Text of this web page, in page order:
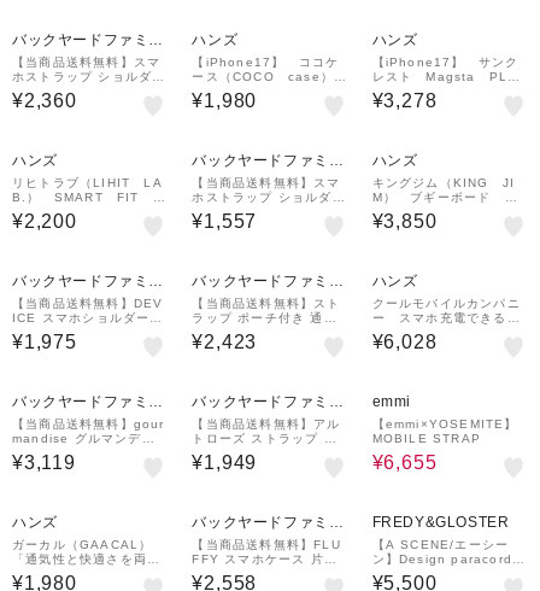
バックヤードファミリ
ー
【当商品送料無料】スマ
ホストラップ ショルダー
通販 スマホショルダー
スマホ ストラップ ロー
¥2,360
ハンズ
【iPhone17】 ココケ
ース（COCO case）
クリアなくねくねケー
ス ブルー
¥1,980
ハンズ
【iPhone17】 サンク
レスト Magsta PLUS
クリア
¥3,278
ハンズ
リヒトラブ（LIHIT LA
B.） SMART FIT A
CTACT バッグインバッ
グ A5 ヨコ型 A－76
¥2,200
バックヤードファミリ
ー【当商品送料無料】スマ
ホストラップ ショルダー
通販 スマホショルダー
スマホ ストラップ チェ
¥1,557
ハンズ
キングジム（KING JI
M） ブギーボード BB
－12 ホワイト
¥3,850
バックヤードファミリ
ー
【当商品送料無料】DEV
ICE スマホショルダース
トラップ 太め 通販 スマ
ホ ショルダーストラップ
¥1,975
バックヤードファミリ
ー【当商品送料無料】スト
ラップ ポーチ付き 通販
ショルダーストラップ シ
ョルダー ポーチ 首掛け
¥2,423
ハンズ
クールモバイルカンパニ
ー スマホ充電できる
スマホクーラー
¥6,028
バックヤードファミリ
ー
【当商品送料無料】gour
mandise グルマンディ
ーズ キャラクター ガラ
ス スクリーン プロテク
¥3,119
バックヤードファミリ
ー【当商品送料無料】アル
トローズ ストラップ 通
販 スマホストラップ ス
マホショルダー スマホ
¥1,949
emmi
【emmi×YOSEMITE】
MOBILE STRAP
¥6,655
ハンズ
ガーカル（GAACAL）
「通気性と快適さを両
立」マグネット式オリジ
ナルナイロンメッシュバ
¥1,980
バックヤードファミリ
ー【当商品送料無料】FLU
FFY スマホケース 片面
型 通販 スマホカバー カ
バー 背面ケース ケース
¥2,558
FREDY&GLOSTER
【A SCENE/エーシー
ン】Design paracord s
trap パラコードストラッ
プ
¥5,500